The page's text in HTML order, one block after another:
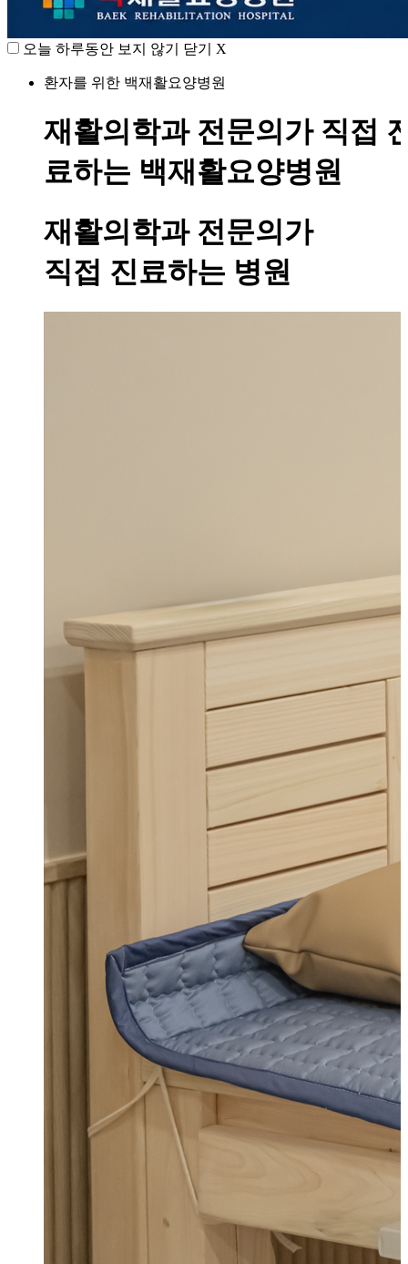
오늘 하루동안 보지 않기 닫기 X
환자를 위한 백재활요양병원
재활의학과 전문의가 직접
료하는 백재활요양병원
재활의학과 전문의가
직접 진료하는 병원